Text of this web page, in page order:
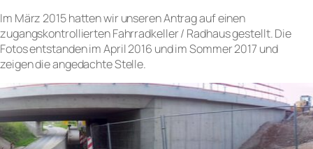
Im März 2015 hatten wir unseren Antrag auf einen
zugangskontrollierten Fahrradkeller / Radhaus gestellt. Die
Fotos entstanden im April 2016 und im Sommer 2017 und
zeigen die angedachte Stelle.